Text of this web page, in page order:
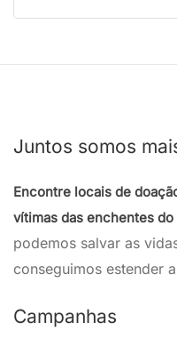
Juntos somos
Encontre locais de
vítimas das enchentes do
podemos salvar as
conseguimos estender
Campanhas